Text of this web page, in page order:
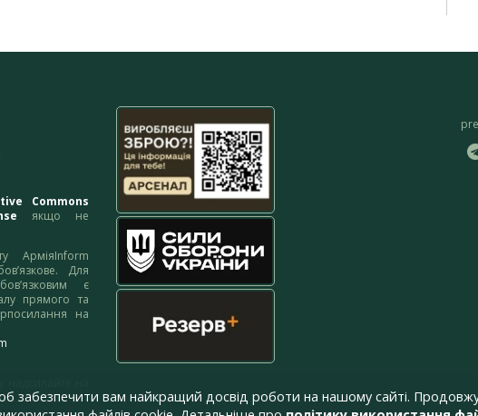
Commons
якщо не
АрміяInform
Для
є
прямого та
на
забезпечити вам найкращий досвід роботи на нашому сайті.